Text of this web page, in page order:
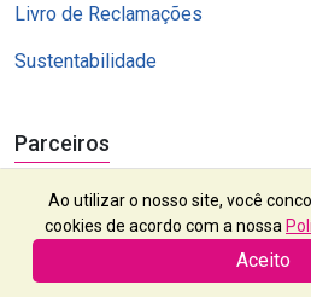
Livro de Reclamações
Sustentabilidade
Parceiros
Ao utilizar o nosso site, você
cookies de acordo com a nossa
Aceito